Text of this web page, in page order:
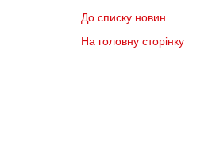
До списку новин
На головну сторінку